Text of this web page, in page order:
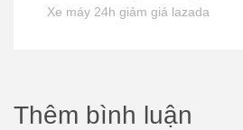
Xe máy 24h giảm giá lazada
Thêm bình luận